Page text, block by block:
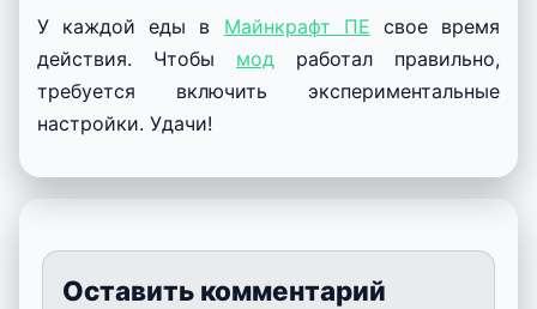
У каждой еды в Майнкрафт ПЕ свое время
действия. Чтобы мод работал правильно,
требуется включить экспериментальные
настройки. Удачи!
Оставить комментарий